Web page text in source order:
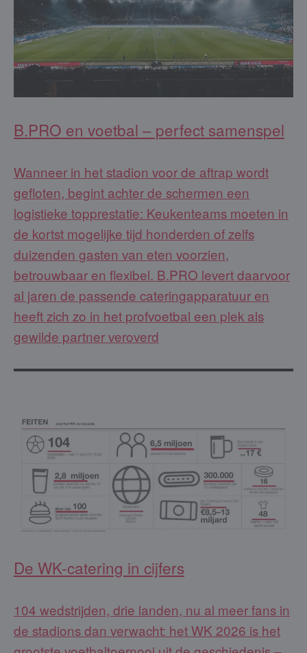
B.PRO en voetbal – perfect samenspel
Wanneer in het stadion voor de aftrap wordt
gefloten, begint achter de schermen een
logistieke topprestatie: Keukenteams moeten in
de kortst mogelijke tijd honderden of zelfs
duizenden gasten van eten voorzien,
betrouwbaar en flexibel. B.PRO levert daarvoor
al jaren de passende cateringapparatuur en
heeft zich zo in het profvoetbal een plek als
gewilde partner veroverd
De WK-catering in cijfers
104 wedstrijden, drie landen, nu al meer fans in
de stadions dan verwacht: het WK 2026 is het